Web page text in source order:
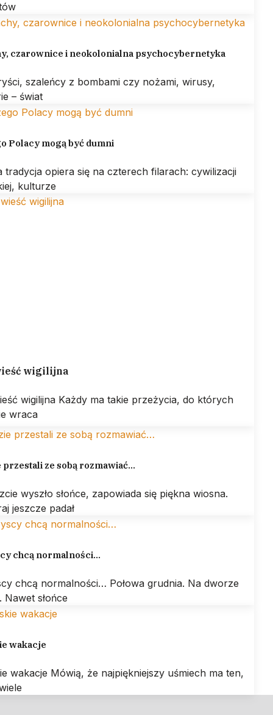
czarownice i neokolonialna psychocybernetyka
szaleńcy z bombami czy nożami, wirusy,
– świat
Polacy mogą być dumni
tradycja opiera się na czterech filarach: cywilizacji
kulturze
wigilijna
wigilijna Każdy ma takie przeżycia, do których
wraca
przestali ze sobą rozmawiać…
wyszło słońce, zapowiada się piękna wiosna.
jeszcze padał
chcą normalności…
chcą normalności… Połowa grudnia. Na dworze
Nawet słońce
wakacje
wakacje Mówią, że najpiękniejszy uśmiech ma ten,